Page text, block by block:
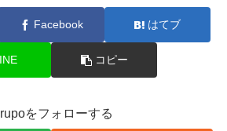
Facebook はてブ
コピー
をフォローする